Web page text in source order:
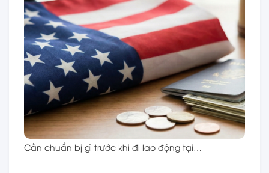
Cần chuẩn bị gì trước khi đi lao động tại…